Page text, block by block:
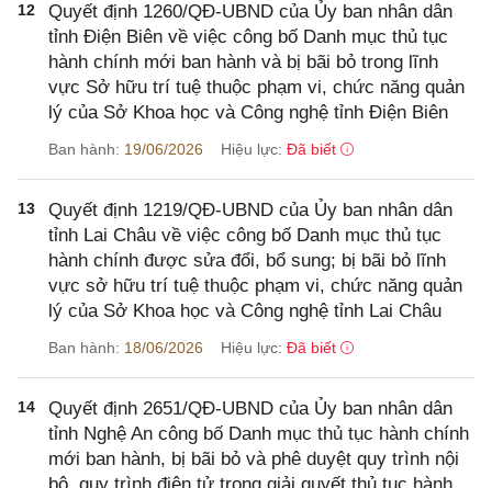
12
Quyết định 1260/QĐ-UBND của Ủy ban nhân dân
tỉnh Điện Biên về việc công bố Danh mục thủ tục
hành chính mới ban hành và bị bãi bỏ trong lĩnh
vực Sở hữu trí tuệ thuộc phạm vi, chức năng quản
lý của Sở Khoa học và Công nghệ tỉnh Điện Biên
Ban hành: 19/06/2026 Hiệu lực: Đã biết
13
Quyết định 1219/QĐ-UBND của Ủy ban nhân dân
tỉnh Lai Châu về việc công bố Danh mục thủ tục
hành chính được sửa đổi, bổ sung; bị bãi bỏ lĩnh
vực sở hữu trí tuệ thuộc phạm vi, chức năng quản
lý của Sở Khoa học và Công nghệ tỉnh Lai Châu
Ban hành: 18/06/2026 Hiệu lực: Đã biết
14
Quyết định 2651/QĐ-UBND của Ủy ban nhân dân
tỉnh Nghệ An công bố Danh mục thủ tục hành chính
mới ban hành, bị bãi bỏ và phê duyệt quy trình nội